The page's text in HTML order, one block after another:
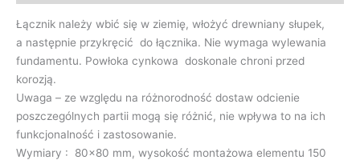
Łącznik należy wbić się w ziemię, włożyć drewniany słupek,
a następnie przykręcić do łącznika. Nie wymaga wylewania
fundamentu. Powłoka cynkowa doskonale chroni przed
korozją.
Uwaga – ze względu na różnorodność dostaw odcienie
poszczególnych partii mogą się różnić, nie wpływa to na ich
funkcjonalność i zastosowanie.
Wymiary : 80×80 mm, wysokość montażowa elementu 150